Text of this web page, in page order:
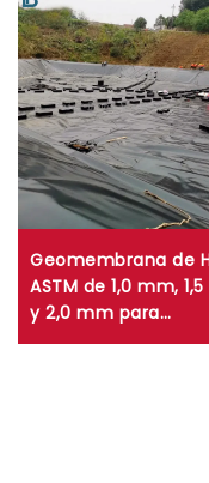
Geomembrana de
ASTM de 1,0 mm,
y 2,0 mm para
vertederos, biogás,